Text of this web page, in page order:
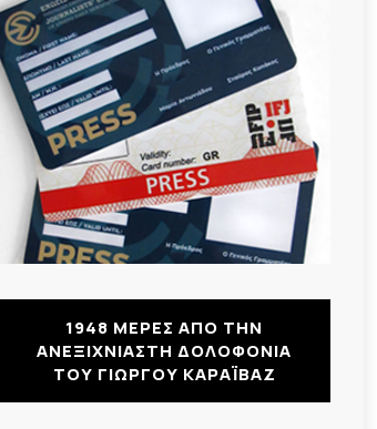
1948 ΜΕΡΕΣ ΑΠΟ ΤΗΝ
ΑΝΕΞΙΧΝΙΑΣΤΗ ΔΟΛΟΦΟΝΙΑ
ΤΟΥ ΓΙΩΡΓΟΥ ΚΑΡΑΪΒΑΖ